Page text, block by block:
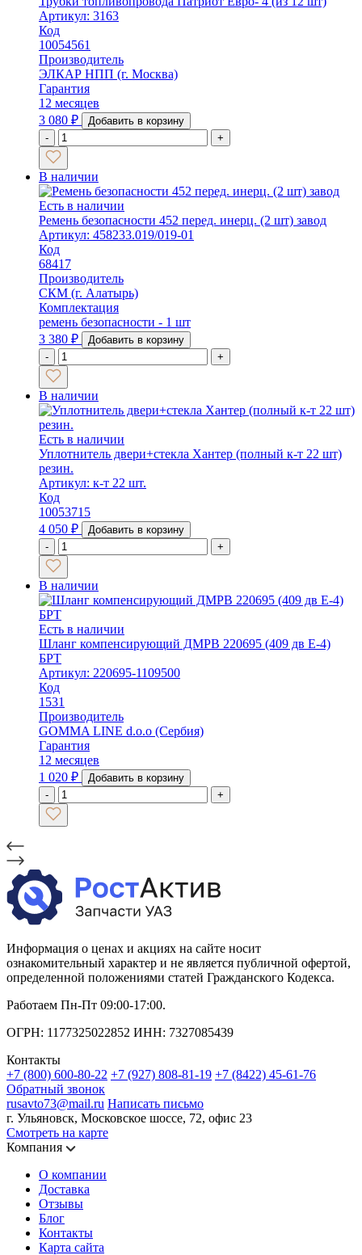
Артикул: 3163
Код
10054561
Производитель
ЭЛКАР НПП (г. Москва)
Гарантия
12 месяцев
3 080 ₽
Добавить в корзину
-
+
В наличии
Есть в наличии
Ремень безопасности 452 перед. инерц. (2 шт) завод
Артикул: 458233.019/019-01
Код
68417
Производитель
СКМ (г. Алатырь)
Комплектация
ремень безопасности - 1 шт
3 380 ₽
Добавить в корзину
-
+
В наличии
Есть в наличии
Уплотнитель двери+стекла Хантер (полный к-т 22 шт)
резин.
Артикул: к-т 22 шт.
Код
10053715
4 050 ₽
Добавить в корзину
-
+
В наличии
Есть в наличии
Шланг компенсирующий ДМРВ 220695 (409 дв Е-4)
БРТ
Артикул: 220695-1109500
Код
1531
Производитель
GOMMA LINE d.o.o (Сербия)
Гарантия
12 месяцев
1 020 ₽
Добавить в корзину
-
+
Информация о ценах и акциях на сайте носит
ознакомительный характер и не является публичной офертой,
определенной положениями статей Гражданского Кодекса.
Работаем Пн-Пт 09:00-17:00.
ОГРН: 1177325022852 ИНН: 7327085439
Контакты
+7 (800) 600-80-22 +7 (927) 808-81-19 +7 (8422) 45-61-76
Обратный звонок
rusavto73@mail.ru Написать письмо
г. Ульяновск, Московское шоссе, 72, офис 23
Смотреть на карте
Компания
О компании
Доставка
Отзывы
Блог
Контакты
Карта сайта